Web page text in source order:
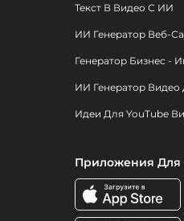
Текст В Видео С ИИ
ИИ Генератор Веб-
Генератор Бизнес -
ИИ Генератор Видео
Идеи Для YouTube
Приложения Для